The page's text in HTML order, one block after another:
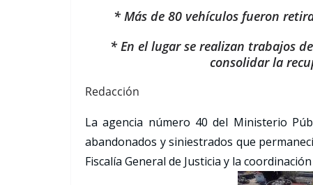
* Más de 80 vehículos fueron
* En el lugar se realizan trabajos
consolidar la
Redacción
La agencia número 40 del Ministerio
abandonados y siniestrados que
Fiscalía General de Justicia y la